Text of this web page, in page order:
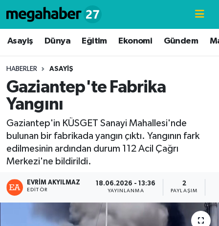
Asayiş Dünya Eğitim Ekonomi Gündem
HABERLER ASAYIŞ
Gaziantep'te Fabrika
Yangını
Gaziantep'in KÜSGET Sanayi Mahallesi'nde
bulunan bir fabrikada yangın çıktı. Yangının fark
edilmesinin ardından durum 112 Acil Çağrı
Merkezi'ne bildirildi.
EVRIM AKYILMAZ
EDITÖR
18.06.2026 - 13:36
YAYINLANMA
2
PAYLAŞIM
Hava Durumu
Süper Lig Puan Durumu ve Fikstür
Tüm Manşetler
Son Dakika Haberleri
Haber Arşivi